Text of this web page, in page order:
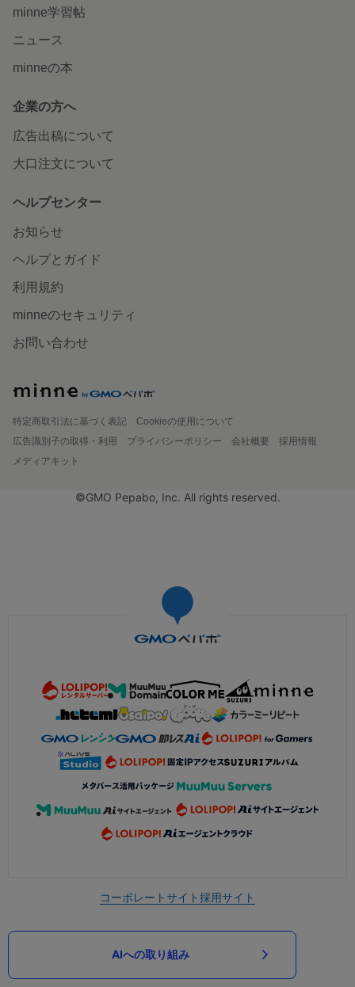
minne学習帖
ニュース
minneの本
企業の方へ
広告出稿について
大口注文について
ヘルプセンター
お知らせ
ヘルプとガイド
利用規約
minneのセキュリティ
お問い合わせ
特定商取引法に基づく表記
Cookieの使用について
広告識別子の取得・利用
プライバシーポリシー 会社概要
採用情報
メディアキット
©GMO Pepabo, Inc. All rights reserved.
コーポレートサイト採用サイト
AIへの取り組み